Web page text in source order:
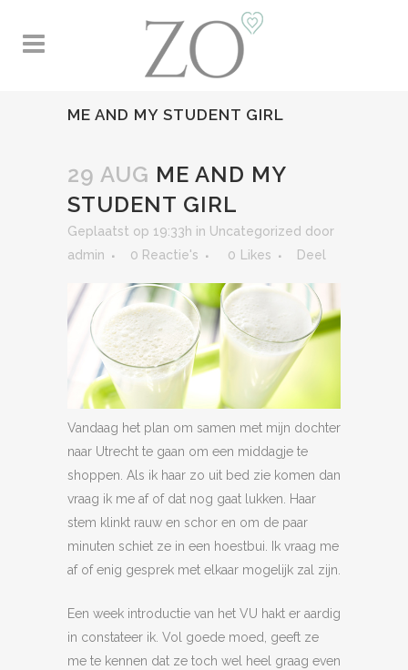
ME AND MY STUDENT GIRL
29 AUG ME AND MY
STUDENT GIRL
Geplaatst op 19:33h in Uncategorized door
admin
0 Reactie's 0 Likes Deel
Vandaag het plan om samen met mijn dochter
naar Utrecht te gaan om een middagje te
shoppen. Als ik haar zo uit bed zie komen dan
vraag ik me af of dat nog gaat lukken. Haar
stem klinkt rauw en schor en om de paar
minuten schiet ze in een hoestbui. Ik vraag me
af of enig gesprek met elkaar mogelijk zal zijn.
Een week introductie van het VU hakt er aardig
in constateer ik. Vol goede moed, geeft ze
me te kennen dat ze toch wel heel graag even